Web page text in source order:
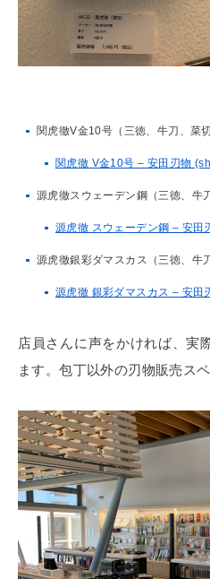
関虎徹V金10号（三徳、牛刀、菜
関虎徹 V金10号 – 安田刃物
源虎徹スウェーデン鋼（三徳、牛
源虎徹 スウェーデン鋼 – 安
源虎徹銀彩ダマスカス（三徳、牛
源虎徹 銀彩ダマスカス – 安
店員さんに声をかければ、実
ます。包丁以外の刃物販売ス